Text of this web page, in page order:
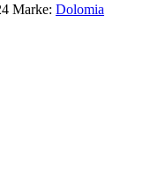
Marke: Dolomia